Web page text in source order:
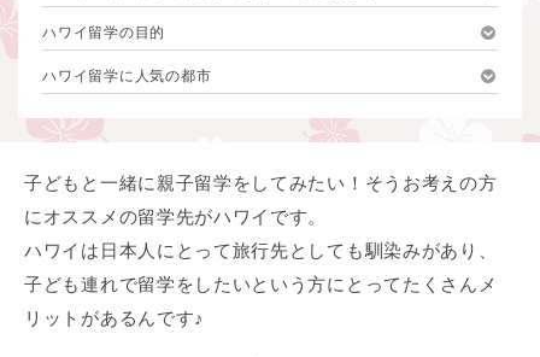
ハワイ留学の目的
ハワイ留学に人気の都市
子どもと一緒に親子留学をしてみたい！そうお考えの方
にオススメの留学先がハワイです。
ハワイは日本人にとって旅行先としても馴染みがあり、
子ども連れで留学をしたいという方にとってたくさんメ
リットがあるんです♪